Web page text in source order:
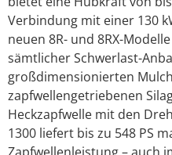
Verbindung mit einer 130
neuen 8R- und 8RX-
sämtlicher Schwerlast-
großdimensionierten
zapfwellengetriebenen
Heckzapfwelle mit den
1300 liefert bis zu 548 PS